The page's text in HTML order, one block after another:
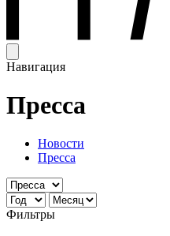
Навигация
Пресса
Новости
Пресса
Фильтры